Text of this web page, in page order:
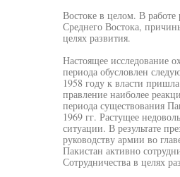
Востоке в целом. В работе
Среднего Востока,
целях развития.
Настоящее исследование
периода обусловлен
1958 году к власти
правление наиболее
периода существования
1969 гг. Растущее
ситуации. В результате
руководству армии во
Пакистан активно
Сотрудничества в целях